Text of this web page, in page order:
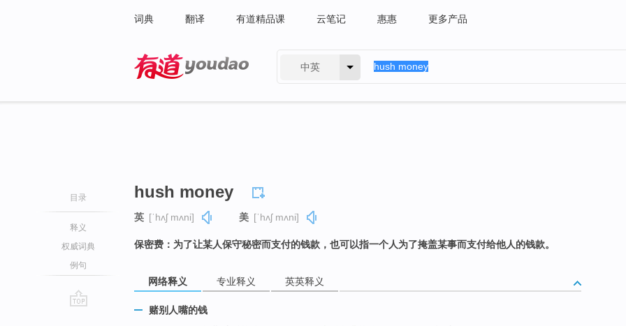
词典 翻译 有道精品课 云笔记 惠惠 更多产品
中英
目录
释义
权威词典
例句
hush money
英 [ˈhʌʃ mʌni] 美 [ˈhʌʃ mʌni]
保密费：为了让某人保守秘密而支付的钱款，也可以指一个人为了掩盖某事而支付给他人的钱款。
网络释义 专业释义 英英释义
赌别人嘴的钱